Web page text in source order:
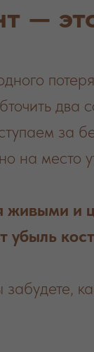
—
два
за
на место
живыми и
убыль
забудете,